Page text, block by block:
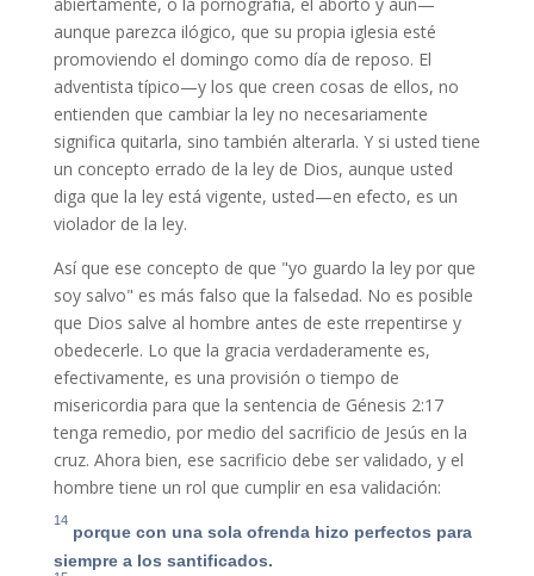
aunque parezca ilógico, que su propia iglesia esté
promoviendo el domingo como día de reposo. El
adventista típico—y los que creen cosas de ellos, no
entienden que cambiar la ley no necesariamente
significa quitarla, sino también alterarla. Y si usted tiene
un concepto errado de la ley de Dios, aunque usted
diga que la ley está vigente, usted—en efecto, es un
violador de la ley.
Así que ese concepto de que "yo guardo la ley por que
soy salvo" es más falso que la falsedad. No es posible
que Dios salve al hombre antes de este rrepentirse y
obedecerle. Lo que la gracia verdaderamente es,
efectivamente, es una provisión o tiempo de
misericordia para que la sentencia de Génesis 2:17
tenga remedio, por medio del sacrificio de Jesús en la
cruz. Ahora bien, ese sacrificio debe ser validado, y el
hombre tiene un rol que cumplir en esa validación:
14
porque con una sola ofrenda hizo perfectos para
siempre a los santificados.